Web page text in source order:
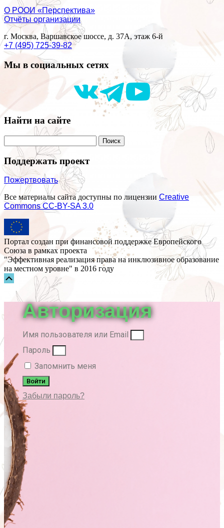
О РООИ «Перспектива»
Отчёты организации
г. Москва, Варшавское шоссе, д. 37А, этаж 6-й
+7 (495) 725-39-82
Мы в социальных сетях
Найти на сайте
Поддержать проект
Пожертвовать
Все материалы сайта доступны по лицензии Creative
Commons СС-BY-SA 3.0
Портал создан при финансовой поддержке Европейского
Союза в рамках проекта
"Эффективная реализация права на инклюзивное образование
на местном уровне" в 2016 году
Прокрутка
вверх
Авторизация
Имя пользователя или Email
Пароль
Запомнить меня
Войти
Забыли пароль?